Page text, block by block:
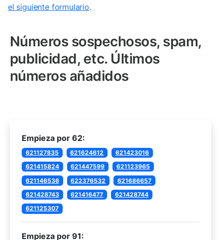
el siguiente formulario.
Números sospechosos, spam,
publicidad, etc. Últimos
números añadidos
Empieza por 62:
621127835 621624612
621423016
621415824
621447599
621123965
621146536
622376532
621686657
621428743
621416477
621428744
621125307
Empieza por 91: